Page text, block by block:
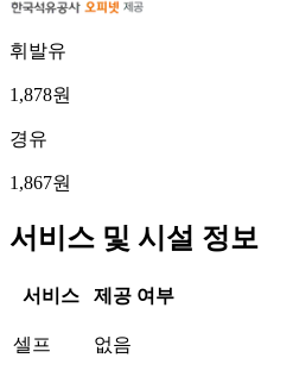
휘발유
1,878원
경유
1,867원
서비스 및 시설 정보
서비스 제공 여부
셀프 없음